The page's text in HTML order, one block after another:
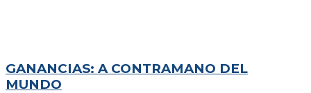
GANANCIAS: A CONTRAMANO DEL
MUNDO